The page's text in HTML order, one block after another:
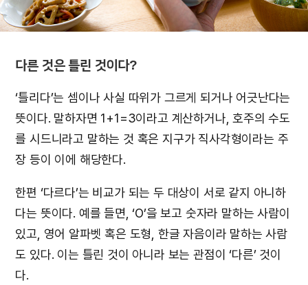
다른 것은 틀린 것이다?
‘틀리다’는 셈이나 사실 따위가 그르게 되거나 어긋난다는
뜻이다. 말하자면 1+1=3이라고 계산하거나, 호주의 수도
를 시드니라고 말하는 것 혹은 지구가 직사각형이라는 주
장 등이 이에 해당한다.
한편 ‘다르다’는 비교가 되는 두 대상이 서로 같지 아니하
다는 뜻이다. 예를 들면, ‘O’을 보고 숫자라 말하는 사람이
있고, 영어 알파벳 혹은 도형, 한글 자음이라 말하는 사람
도 있다. 이는 틀린 것이 아니라 보는 관점이 ‘다른’ 것이
다.